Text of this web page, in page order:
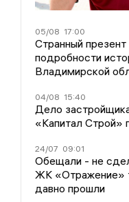
05/08 17:00
Странный
подробности
Владимирской
04/08 15:40
Дело
«Капитал Строй»
24/07 09:01
Обещали - не
ЖК «Отражение»
давно прошли